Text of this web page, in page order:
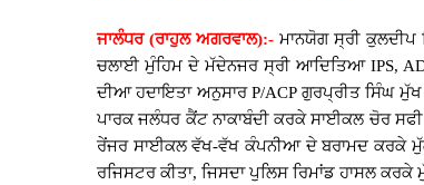
ਜਾਲੰਧਰ (ਰਾਹੁਲ ਅਗਰਵਾਲ):-ਮਾਨਯੋਗ ਸ੍ਰੀ ਕੁਲਦੀਪ
ਚਲਾਈ ਮੁੰਹਿਮ ਦੇ ਮੱਦੇਨਜਰ ਸ੍ਰੀ ਆਦਿਤਿਆ IPS,
ਦੀਆ ਹਦਾਇਤਾ ਅਨੁਸਾਰ P/ACP ਗੁਰਪ੍ਰੀਤ ਸਿੰਘ
ਪਾਰਕ ਜਲੰਧਰ ਕੈਂਟ ਨਾਕਾਬੰਦੀ ਕਰਕੇ ਸਾਈਕਲ ਚੋਰ
ਰੇਂਜਰ ਸਾਈਕਲ ਵੱਖ-ਵੱਖ ਕੰਪਨੀਆ ਦੇ ਬਰਾਮਦ ਕਰਕੇ
ਰਜਿਸਟਰ ਕੀਤਾ, ਜਿਸਦਾ ਪੁਲਿਸ ਰਿਮਾਂਡ ਹਾਸਲ ਕਰਕੇ